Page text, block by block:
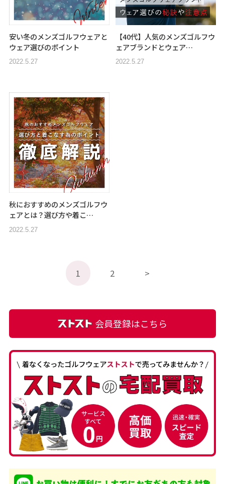
安い冬のメンズゴルフウェアと
ウェア選びのポイント
2022.5.27
【40代】人気のメンズゴルフウ
ェアブランドとウェア…
2022.5.27
秋におすすめのメンズゴルフウ
ェアとは？選び方や着こ…
2022.5.27
1 2 >
会員登録はこちら